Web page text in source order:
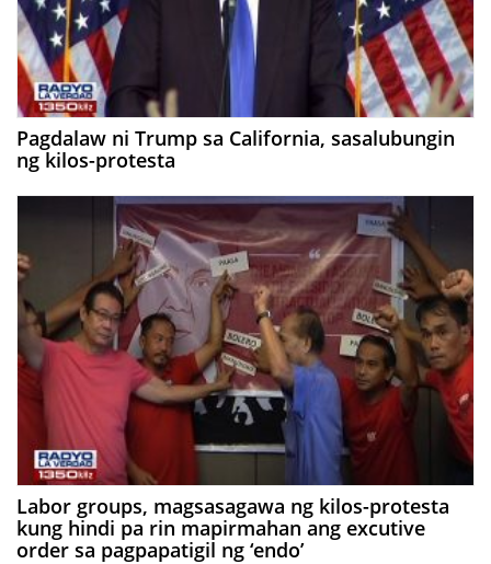
Pagdalaw ni Trump sa California, sasalubungin
ng kilos-protesta
Labor groups, magsasagawa ng kilos-protesta
kung hindi pa rin mapirmahan ang excutive
order sa pagpapatigil ng ‘endo’